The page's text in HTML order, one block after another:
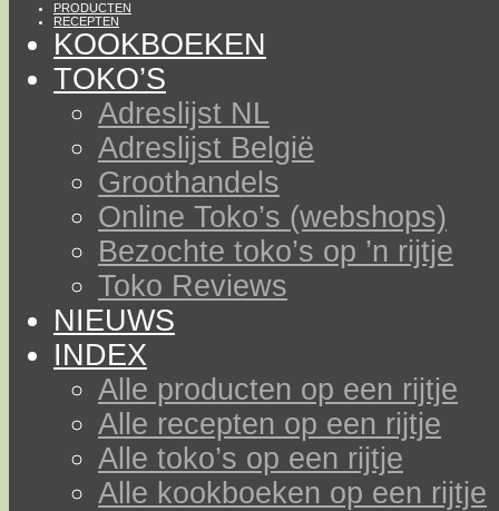
PRODUCTEN
RECEPTEN
KOOKBOEKEN
TOKO’S
Adreslijst NL
Adreslijst België
Groothandels
Online Toko’s (webshops)
Bezochte toko’s op ’n rijtje
Toko Reviews
NIEUWS
INDEX
Alle producten op een rijtje
Alle recepten op een rijtje
Alle toko’s op een rijtje
Alle kookboeken op een rijtje